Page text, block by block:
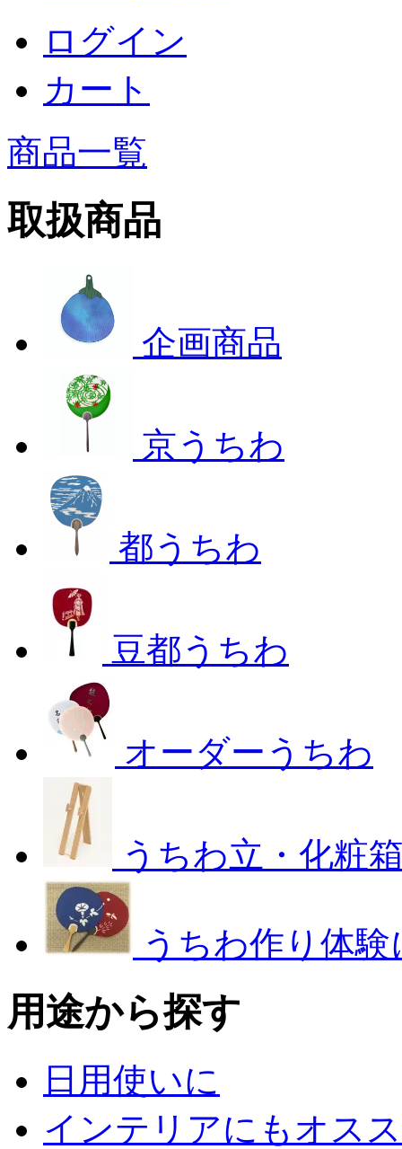
ログイン
カート
商品一覧
取扱商品
企画商品
京うちわ
都うちわ
豆都うちわ
オーダーうちわ
うちわ立・化粧
うちわ作り体
用途から探す
日用使いに
インテリアにもオス